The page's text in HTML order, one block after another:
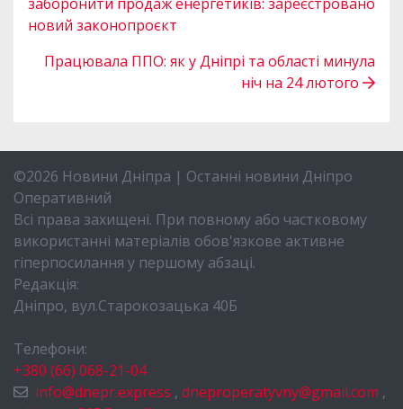
новий законопроєкт
Працювала ППО: як у Дніпрі та області минула
ніч на 24 лютого
©2026 Новини Дніпра | Останні новини Дніпро
Оперативний
Всі права захищені. При повному або частковому
використанні матеріалів обов'язкове активне
гіперпосилання у першому абзаці.
Редакція:
Дніпро, вул.Старокозацька 40Б
Телефони:
+380 (66) 068-21-04
info@dnepr.express , dneproperatyvny@gmail.com ,